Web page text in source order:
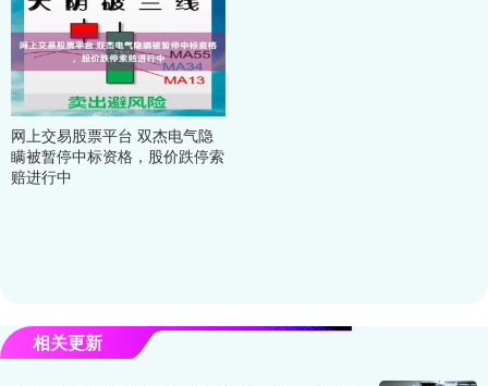
网上交易股票平台 双杰电气隐
瞒被暂停中标资格，股价跌停索
赔进行中
相关更新